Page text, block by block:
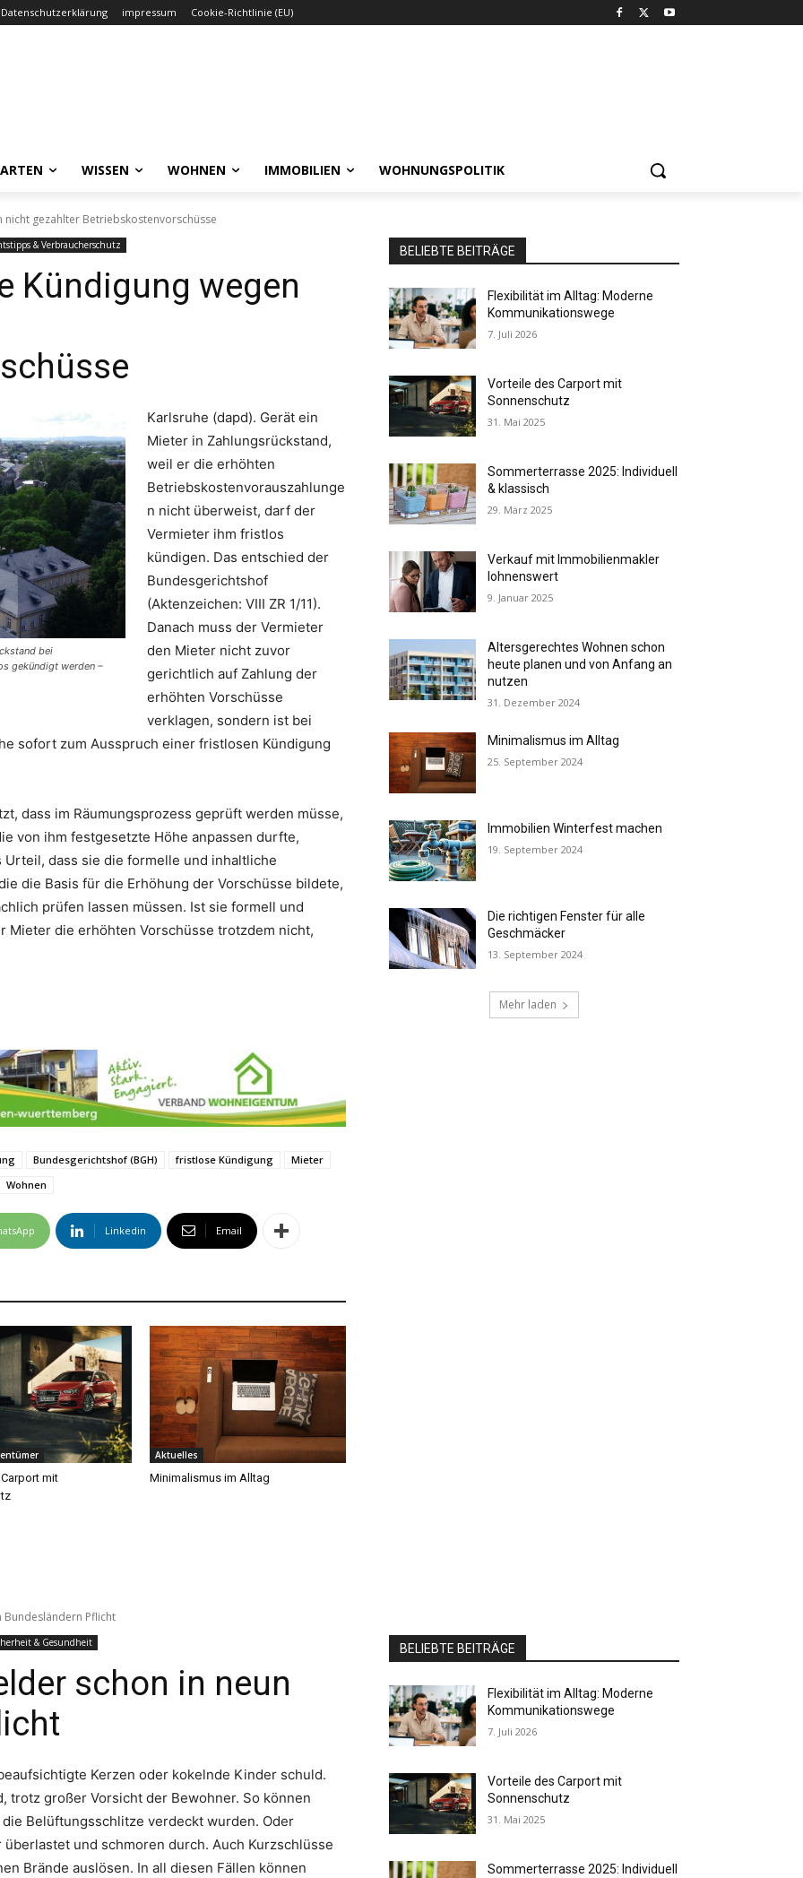
Datenschutzerklärung impressum Cookie-Richtlinie (EU)
WISSEN WOHNEN IMMOBILIEN WOHNUNGSPOLITIK
nicht gezahlter Betriebskostenvorschüsse
& Verbraucherschutz
Kündigung wegen
bei
gekündigt werden –
Karlsruhe (dapd). Gerät ein
Mieter in Zahlungsrückstand,
weil er die erhöhten
Betriebskostenvorauszahlunge
n nicht überweist, darf der
Vermieter ihm fristlos
kündigen. Das entschied der
Bundesgerichtshof
(Aktenzeichen: VIII ZR 1/11).
Danach muss der Vermieter
den Mieter nicht zuvor
gerichtlich auf Zahlung der
erhöhten Vorschüsse
verklagen, sondern ist bei
sofort zum Ausspruch einer fristlosen Kündigung
dass im Räumungsprozess geprüft werden müsse,
von ihm festgesetzte Höhe anpassen durfte,
dass sie die formelle und inhaltliche
die Basis für die Erhöhung der Vorschüsse bildete,
prüfen lassen müssen. Ist sie formell und
Mieter die erhöhten Vorschüsse trotzdem nicht,
Bundesgerichtshof (BGH) fristlose Kündigung
Mieter
Wohnen
Linkedin Email
mit
Aktuelles
Minimalismus im Alltag
BELIEBTE BEITRÄGE
Flexibilität im Alltag: Moderne
Kommunikationswege
7. Juli 2026
Vorteile des Carport mit
Sonnenschutz
31. Mai 2025
Sommerterrasse 2025: Individuell
& klassisch
29. März 2025
Verkauf mit Immobilienmakler
lohnenswert
9. Januar 2025
Altersgerechtes Wohnen schon
heute planen und von Anfang an
nutzen
31. Dezember 2024
Minimalismus im Alltag
25. September 2024
Immobilien Winterfest machen
19. September 2024
Die richtigen Fenster für alle
Geschmäcker
13. September 2024
Mehr laden